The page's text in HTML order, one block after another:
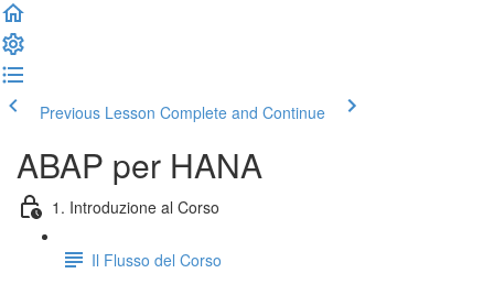
Previous Lesson Complete and Continue
ABAP per HANA
1. Introduzione al Corso
Il Flusso del Corso